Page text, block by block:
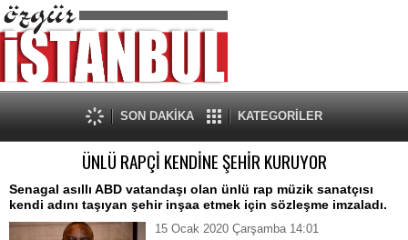
SON DAKİKA KATEGORİLER
ÜNLÜ RAPÇİ KENDİNE ŞEHİR KURUYOR
Senagal asıllı ABD vatandaşı olan ünlü rap müzik sanatçısı
kendi adını taşıyan şehir inşaa etmek için sözleşme imzaladı.
15 Ocak 2020 Çarşamba 14:01